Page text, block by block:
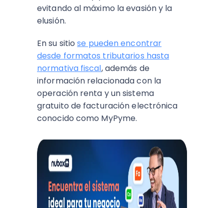
evitando al máximo la evasión y la
elusión.
En su sitiose pueden encontrar
desde formatos tributarios hasta
normativa fiscal, además de
información relacionada con la
operación renta y un sistema
gratuito de facturación electrónica
conocido como MyPyme.